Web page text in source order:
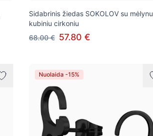
Sidabrinis žiedas SOKOLOV su mėlynu
kubiniu cirkoniu
68.00 € 57.80 €
Nuolaida -15%